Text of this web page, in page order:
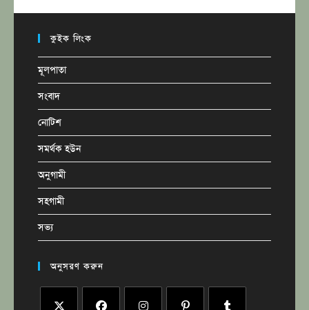
কুইক লিংক
মূলপাতা
সংবাদ
নোটিশ
সমর্থক হউন
অনুগামী
সহগামী
সভ্য
অনুসরণ করুন